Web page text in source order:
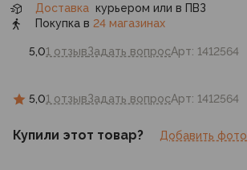
5,01 отзывЗадать вопросАрт: 1412564
5,01 отзывЗадать вопросАрт: 1412564
Доставка курьером или в ПВЗ
Покупка в 24 магазинах
Купили этот товар? Добавить фото